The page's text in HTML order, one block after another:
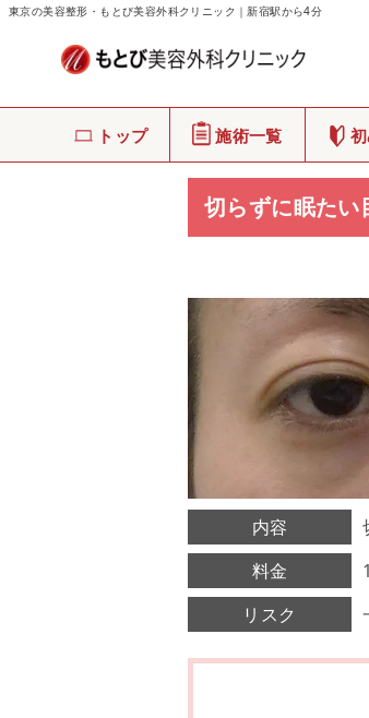
東京の美容整形・もとび美容外科クリニック｜新宿駅から4分
トップ 施術一覧
もとび美容外科クリニ
切らずに眠た
内容
料金
リスク